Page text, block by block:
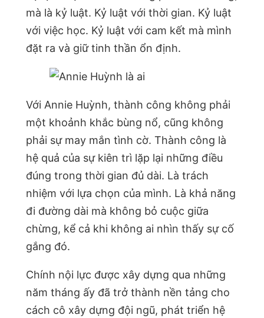
mà là kỷ luật. Kỷ luật với thời gian. Kỷ luật
với việc học. Kỷ luật với cam kết mà mình
đặt ra và giữ tinh thần ổn định.
Với Annie Huỳnh, thành công không phải
một khoảnh khắc bùng nổ, cũng không
phải sự may mắn tình cờ. Thành công là
hệ quả của sự kiên trì lặp lại những điều
đúng trong thời gian đủ dài. Là trách
nhiệm với lựa chọn của mình. Là khả năng
đi đường dài mà không bỏ cuộc giữa
chừng, kể cả khi không ai nhìn thấy sự cố
gắng đó.
Chính nội lực được xây dựng qua những
năm tháng ấy đã trở thành nền tảng cho
cách cô xây dựng đội ngũ, phát triển hệ